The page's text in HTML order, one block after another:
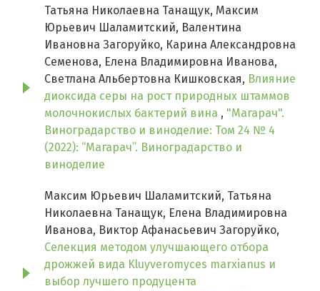
Татьяна Николаевна Танащук, Максим
Юрьевич Шаламитский, Валентина
Ивановна Загоруйко, Карина Александровна
Семенова, Елена Владимировна Иванова,
Светлана Альбертовна Кишковская, Влияние
диоксида серы на рост природных штаммов
молочнокислых бактерий вина , "Магарач".
Виноградарство и виноделие: Том 24 № 4
(2022): “Магарач”. Виноградарство и
виноделие
Максим Юрьевич Шаламитский, Татьяна
Николаевна Танащук, Елена Владимировна
Иванова, Виктор Афанасьевич Загоруйко,
Селекция методом улучшающего отбора
дрожжей вида Kluyveromyces marxianus и
выбор лучшего продуцента